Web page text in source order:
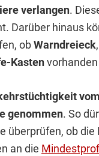
verlangen.
Darüber hinaus
obWarndreieck,
Kastenvorhanden
genommen. So
überprüfen, ob die
an die